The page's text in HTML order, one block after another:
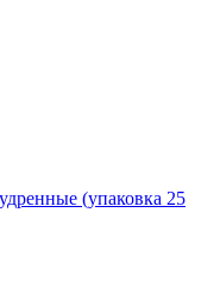
(упаковка 25